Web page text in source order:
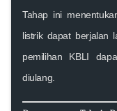
Tahap ini
listrik dapat berjalan
pemilihan KBLI
diulang.